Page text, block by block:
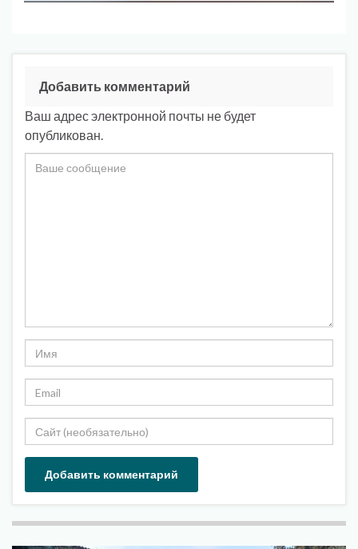
Добавить комментарий
Ваш адрес электронной почты не будет
опубликован.